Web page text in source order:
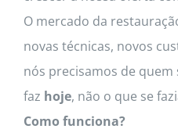
O mercado da
novas técnicas, novos
nós precisamos de quem
faz hoje, não o que se
Como funciona?